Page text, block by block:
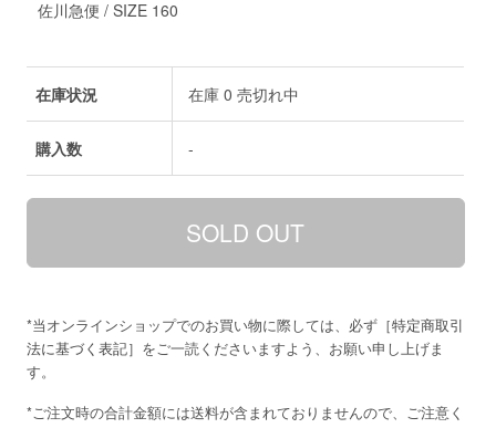
佐川急便 / SIZE 160
在庫状況 在庫 0 売切れ中
購入数 -
*当オンラインショップでのお買い物に際しては、必ず［特定商取引
法に基づく表記］をご一読くださいますよう、お願い申し上げま
す。
*ご注文時の合計金額には送料が含まれておりませんので、ご注意く